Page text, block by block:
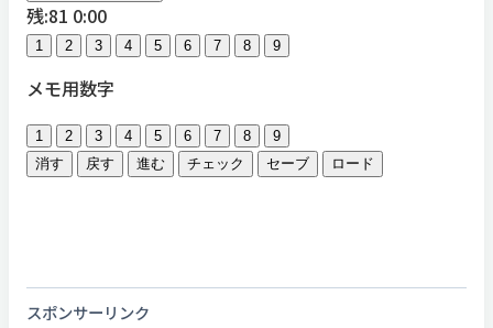
残:81 0:00
1 2 3 4 5 6 7 8 9
メモ用数字
1 2 3 4 5 6 7 8
9
消す
戻す 進む チェック セーブ ロード
スポンサーリンク